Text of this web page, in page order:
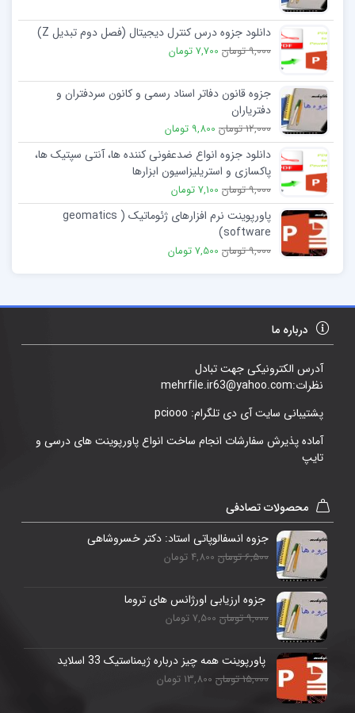
دانلود جزوه درس کنترل دیجیتال (فصل دوم تبدیل Z)
9,000 تومان 7,700 تومان
جزوه قانون دفاتر اسناد رسمی و کانون سردفتران و
دفتریاران
12,000 تومان 9,800 تومان
دانلود جزوه انواع ضدعفونی کننده ها، آنتی سپتیک ها،
پاکسازی و استریلیزاسیون ابزارها
9,000 تومان 7,100 تومان
پاورپوینت نرم افزارهای ژئوماتیک (geomatics
software)
9,000 تومان 7,500 تومان
درباره ما
آدرس الکترونیکی جهت تبادل
نظرات:mehrfile.ir63@yahoo.com
پشتیبانی سایت آی دی تلگرام: pciooo
آماده پذیرش سفارشات انجام ساخت انواع پاورپوینت های درسی و
تایپ
محصولات تصادفی
جزوه انسفالوپاتی استاد: دکتر خسروشاهی
6,500 تومان 4,800 تومان
جزوه ارزیابی اورژانس های تروما
9,000 تومان 7,500 تومان
پاورپوینت همه چیز درباره ژیمناستیک 33 اسلاید
15,000 تومان 13,800 تومان